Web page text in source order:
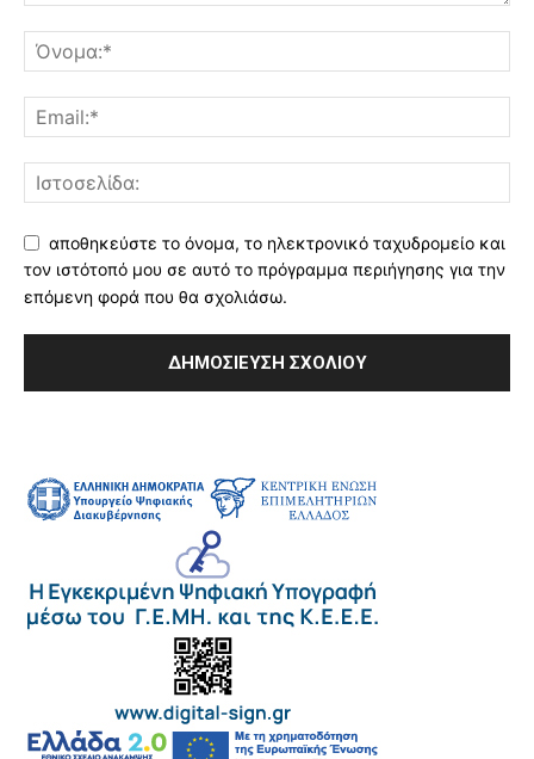
αποθηκεύστε το όνομα, το ηλεκτρονικό ταχυδρομείο και
τον ιστότοπό μου σε αυτό το πρόγραμμα περιήγησης για την
επόμενη φορά που θα σχολιάσω.